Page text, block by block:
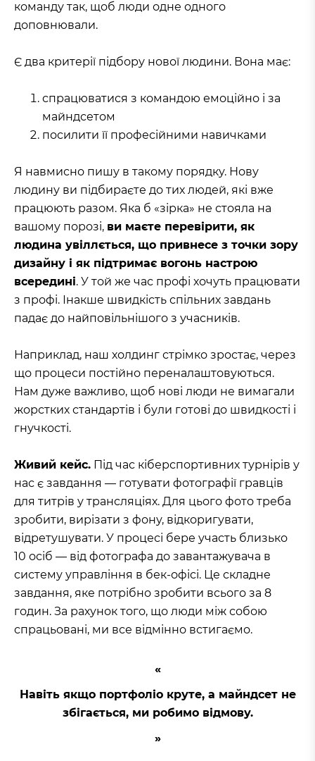
команду так, щоб люди одне одного
доповнювали.
Є два критерії підбору нової людини. Вона має:
спрацюватися з командою емоційно і за
майндсетом
посилити її професійними навичками
Я навмисно пишу в такому порядку. Нову
людину ви підбираєте до тих людей, які вже
працюють разом. Яка б «зірка» не стояла на
вашому порозі, ви маєте перевірити, як
людина увіллється, що привнесе з точки зору
дизайну і як підтримає вогонь настрою
всередині. У той же час профі хочуть працювати
з профі. Інакше швидкість спільних завдань
падає до найповільнішого з учасників.
Наприклад, наш холдинг стрімко зростає, через
що процеси постійно переналаштовуються.
Нам дуже важливо, щоб нові люди не вимагали
жорстких стандартів і були готові до швидкості і
гнучкості.
Живий кейс. Під час кіберспортивних турнірів у
нас є завдання — готувати фотографії гравців
для титрів у трансляціях. Для цього фото треба
зробити, вирізати з фону, відкоригувати,
відретушувати. У процесі бере участь близько
10 осіб — від фотографа до завантажувача в
систему управління в бек-офісі. Це складне
завдання, яке потрібно зробити всього за 8
годин. За рахунок того, що люди між собою
спрацьовані, ми все відмінно встигаємо.
Навіть якщо портфоліо круте, а майндсет не
збігається, ми робимо відмову.